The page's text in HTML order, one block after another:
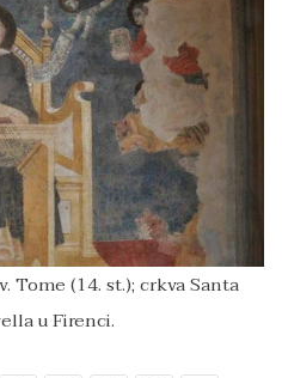
Tome (14. st.); crkva Santa
u Firenci.